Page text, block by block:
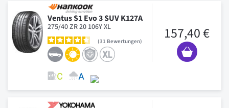
Ventus S1 Evo 3 SUV K127A
275/40 ZR 20 106Y XL
31 Bewertungen 157,40 €